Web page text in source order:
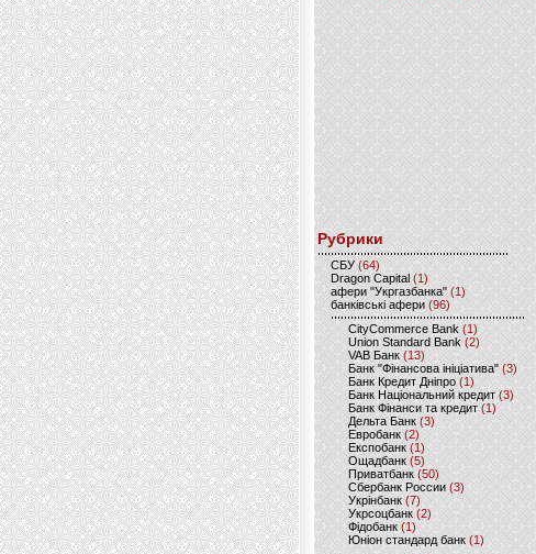
Рубрики
CБУ (64)
Dragon Capital (1)
афери "Укргазбанка" (1)
банківські афери (96)
CityCommerce Bank (1)
Union Standard Bank (2)
VAB Банк (13)
Банк "Фінансова ініціатива" (3)
Банк Кредит Дніпро (1)
Банк Національний кредит (3)
Банк Фінанси та кредит (1)
Дельта Банк (3)
Евробанк(2)
Експобанк (1)
Ощадбанк(5)
Приватбанк (50)
Сбербанк России (3)
Укрінбанк(7)
Укрсоцбанк (2)
Фідобанк (1)
Юніон стандард банк(1)